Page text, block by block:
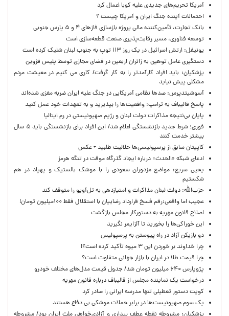
آمریکا تحریم‌های جدیدی علیه کوبا اعمال کرد
احتمالات آینده جنگ ایران و آمریکا چیست ؟
بانک تجارت، تأمین‌کننده مالی پروژه بازسازی فازهای ۴ و ۵ پارس جنوبی
توسعه فناوری، مسیر رقابت‌پذیری صنعت قطعه‌سازی است
یونیفل: ارتش اسرائیل در یک روز ۱۱۳ توپ به جنوب لبنان شلیک کرده است
دستگیری عامل توهین به زائران اربعین در فضای مجازی توسط پلیس قزوین
پزشکیان: باید افراد کارآمدتر را به کار گرفت/ کاری می کنیم در معیشت مردم
مشکلی پیش نیاید
آسوشیتدپرس: صدها نظامی آمریکایی در جنگ علیه ایران ضربه مغزی شده‌اند
پاسخ قالیباف به ترامپ: واقعیت‌ها را بپذیرید و به تعهدات خود عمل کنید
پایان بی‌نتیجه مذاکرات دولت لبنان و رژیم صهیونیستی در رم ایتالیا
فوری؛ شرط جدید بازنشستگی اعلام شد/ این افراد برای بازنشستگی باید ۵ سال
بیشتر خدمت کنند
کاپیتان سابق از پرسپولیسی‌ها حلالیت طلبید + عکس
ادعای شبکه «الحدث» درباره ایجاد گذرگاه موقت در تنگه هرمز
یحیی سریع: مواضع مزدوران سعودی را با موشک بالستیک و پهپاد در هم
شکستیم
حزب‌الله: دولت لبنان مذاکرات و امتیازدهی به تل‌آویو را متوقف کند
عجیب اما واقعی:رقم فسخ قرارداد رضاییان با استقلال فقط ۱۰۰میلیون تومان!
اصلاح قانون مهریه به دستورکار مجلس بازگشت
این خوراکی‌ها را بخورید تا آلزایمر نگیرید
دو بازیکن آزاد در راه پیوستن به پرسپولیس
چرا خداوند بر خوردن این ۳ میوه تأکید کرده است؟!
چرا قیمت طلا در ایران با بازار جهانی متفاوت است؟
پژوپارس ۶۴۰ میلیون تومان شد/ جدول قیمت مدل‌های مختلف خودرو
درخواست یک نماینده مجلس از قالیباف درباره قانون مهریه
کویت دستور تعطیلی تنها مدرسه ایرانی را صادر کرد
یک‌ سوم صهیونیست‌ها در برابر حملات موشکی بی دفاع هستند